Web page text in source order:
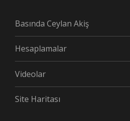
Basında Ceylan Akiş
Hesaplamalar
Videolar
Site Haritası